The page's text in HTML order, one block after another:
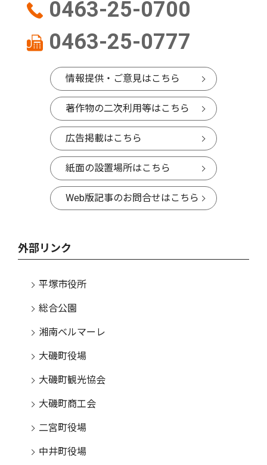
0463-25-0700
0463-25-0777
情報提供・ご意見はこちら
著作物の二次利用等はこちら
広告掲載はこちら
紙面の設置場所はこちら
Web版記事のお問合せはこちら
外部リンク
平塚市役所
総合公園
湘南ベルマーレ
大磯町役場
大磯町観光協会
大磯町商工会
二宮町役場
中井町役場